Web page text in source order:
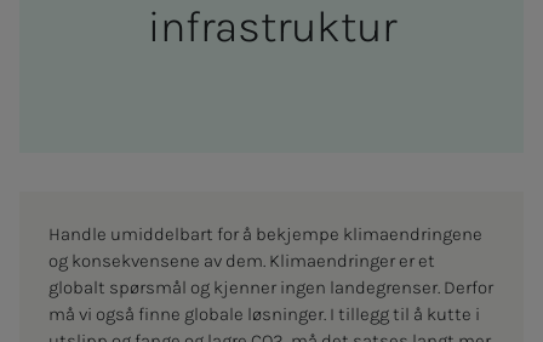
in­­­fra­­­struk­­­tur
Handle umiddelbart for å bekjempe klimaendringene
og konsekvensene av dem. Klimaendringer er et
globalt spørsmål og kjenner ingen landegrenser. Derfor
må vi også finne globale løsninger. I tillegg til å kutte i